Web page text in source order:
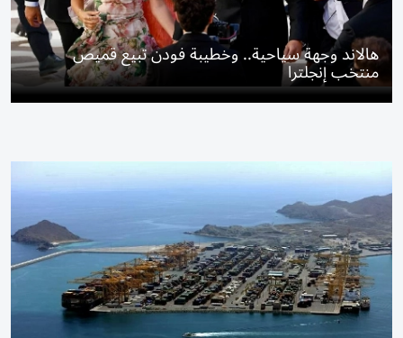
هالاند وجهة سياحية.. وخطيبة فودن تبيع قميص
منتخب إنجلترا